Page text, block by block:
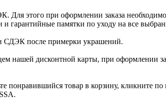
Для этого при оформлении заказа
гарантийные памятки по уходу на все
СДЭК после примерки украшений.
нашей дисконтной карты, при оформлении
понравившийся товар в корзину, кликните